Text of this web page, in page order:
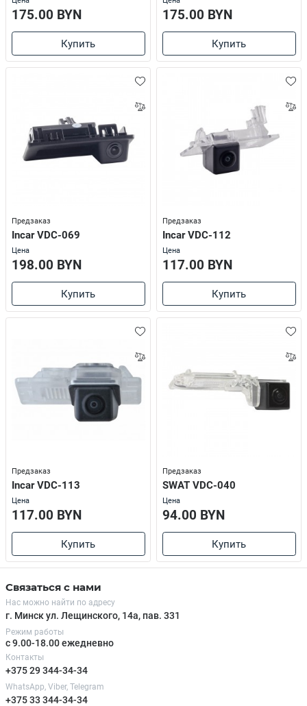
175.00 BYN
Купить
175.00 BYN
Купить
Предзаказ
Incar VDC-069
Цена
198.00 BYN
Купить
Предзаказ
Incar VDC-112
Цена
117.00 BYN
Купить
Предзаказ
Incar VDC-113
Цена
117.00 BYN
Купить
Предзаказ
SWAT VDC-040
Цена
94.00 BYN
Купить
Связаться с нами
Нас можно найти по адресу
г. Минск ул. Лещинского, 14а, пав. 331
Режим работы
с 9.00-18.00 ежедневно
Контакты
+375 29 344-34-34
WhatsApp, Viber, Telegram
+375 33 344-34-34